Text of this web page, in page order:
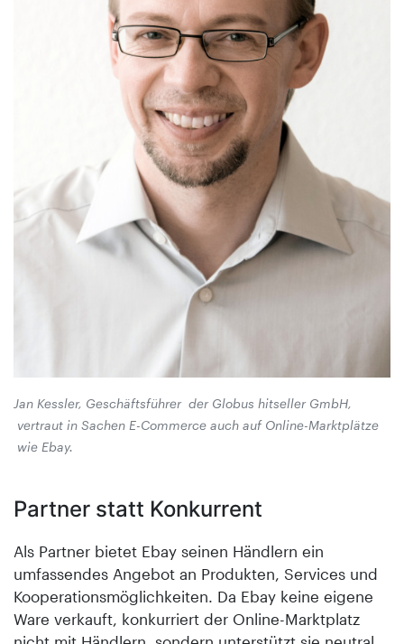
Jan Kessler, Geschäftsführer der Globus hitseller GmbH,
vertraut in Sachen E-Commerce auch auf Online-Marktplätze
wie Ebay.
Partner statt Konkurrent
Als Partner bietet Ebay seinen Händlern ein
umfassendes Angebot an Produkten, Services und
Kooperationsmöglichkeiten. Da Ebay keine eigene
Ware verkauft, konkurriert der Online-Marktplatz